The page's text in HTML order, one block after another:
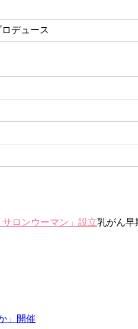
デュース
ロンウーマン」設立乳がん早
」開催